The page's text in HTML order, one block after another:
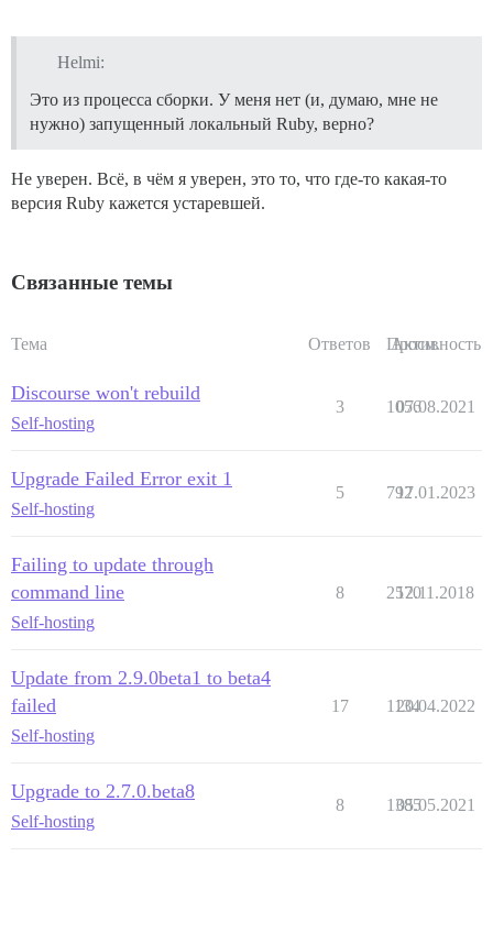
Helmi:
Это из процесса сборки. У меня нет (и, думаю, мне не
нужно) запущенный локальный Ruby, верно?
Не уверен. Всё, в чём я уверен, это то, что где-то какая-то
версия Ruby кажется устаревшей.
Связанные темы
Тема Ответов Просм.
Активность
Discourse won't rebuild
Self-hosting
3 1056
07.08.2021
Upgrade Failed Error exit 1
Self-hosting
5 792
17.01.2023
Failing to update through
command line
Self-hosting
8 2570
12.11.2018
Update from 2.9.0beta1 to beta4
failed
Self-hosting
17 1134
20.04.2022
Upgrade to 2.7.0.beta8
Self-hosting
8 1385
05.05.2021